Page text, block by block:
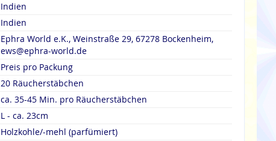
Indien
Indien
Ephra World e.K., Weinstraße 29, 67278 Bockenheim,
ews@ephra-world.de
Preis pro Packung
20 Räucherstäbchen
ca. 35-45 Min. pro Räucherstäbchen
L - ca. 23cm
Holzkohle/-mehl (parfümiert)